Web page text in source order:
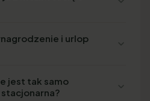
i urlop
jest tak samo